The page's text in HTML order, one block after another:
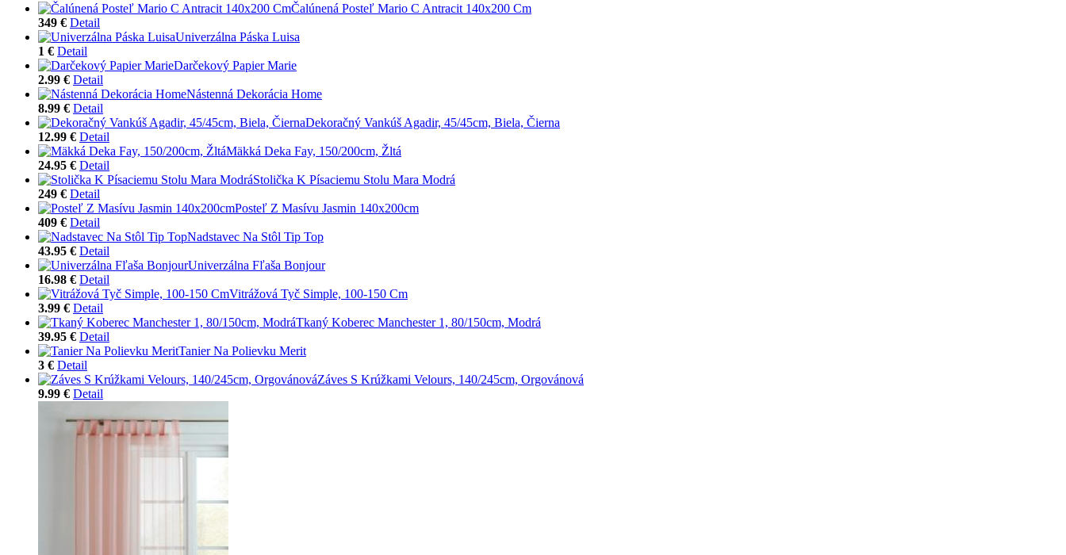
Čalúnená Posteľ Mario C Antracit 140x200 Cm
349 € Detail
Univerzálna Páska Luisa
1 € Detail
Darčekový Papier Marie
2.99 € Detail
Nástenná Dekorácia Home
8.99 € Detail
Dekoračný Vankúš Agadir, 45/45cm, Biela, Čierna
12.99 € Detail
Mäkká Deka Fay, 150/200cm, Žltá
24.95 € Detail
Stolička K Písaciemu Stolu Mara Modrá
249 € Detail
Posteľ Z Masívu Jasmin 140x200cm
409 € Detail
Nadstavec Na Stôl Tip Top
43.95 € Detail
Univerzálna Fľaša Bonjour
16.98 € Detail
Vitrážová Tyč Simple, 100-150 Cm
3.99 € Detail
Tkaný Koberec Manchester 1, 80/150cm, Modrá
39.95 € Detail
Tanier Na Polievku Merit
3 € Detail
Záves S Krúžkami Velours, 140/245cm, Orgovánová
9.99 € Detail